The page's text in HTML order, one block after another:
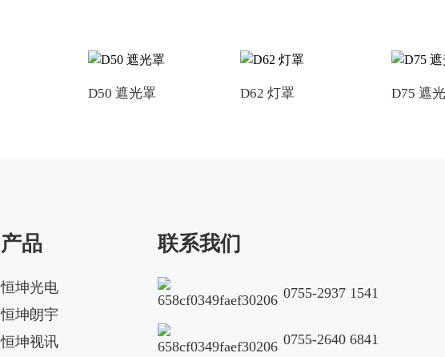
D50 遮光罩 D62 灯罩 D75 遮
产品
恒坤光电
恒坤朗宇
恒坤视讯
联系我们
0755-2937 1541
0755-2640 6841